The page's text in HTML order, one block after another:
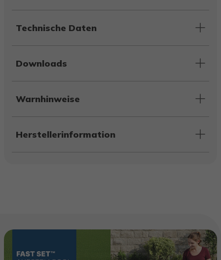
Technische Daten
Downloads
Warnhinweise
Herstellerinformation